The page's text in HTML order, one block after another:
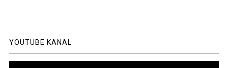
YOUTUBE KANAL